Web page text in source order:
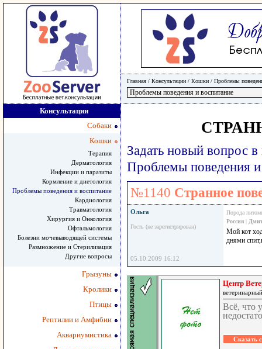
Главная / Консультации / Кошки / Проблемы
Консультации
Собаки
Кошки
Терапия
Дерматология
Инфекции и паразиты
Кормление и диетология
Проблемы поведения и воспитание
Кардиология
Травматология
Хирургия и Онкология
Офтальмология
Болезни мочевыводящей системы
Размножение и Стерилизация
Другие вопросы
Грызуны
Кролики
Птицы
Рептилии и Амфибии
Аквариумистика
Задать новый вопрос
Проблемы поведения
№1140 Странное
Ольга
Гость (не зарегистрирован)
Порода
Россия |
Мой кот
днями
05.10.2009 16:12
Центр
Всё, что